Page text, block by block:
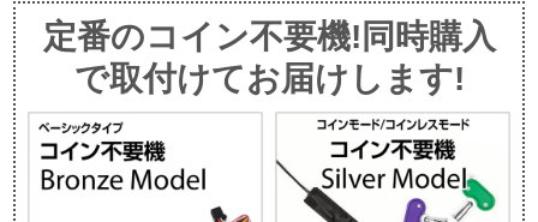
定番のコイン不要機!同時購入
で取付けてお届けします!